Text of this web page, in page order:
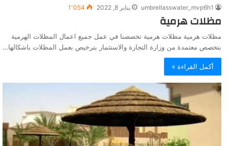
umbrellasswater_mvp6h1 يناير 8, 2022 1٬054
مظلات هرمية
مظلات هرمية مظلات هرمية تخصصنا في عمل جميع اعمال المظلات الهرمية
بتخصص معتمدة من وزارة التجارة والاستثمار بترخيص بعمل المظلات باشكالها…
أكمل القراءة »